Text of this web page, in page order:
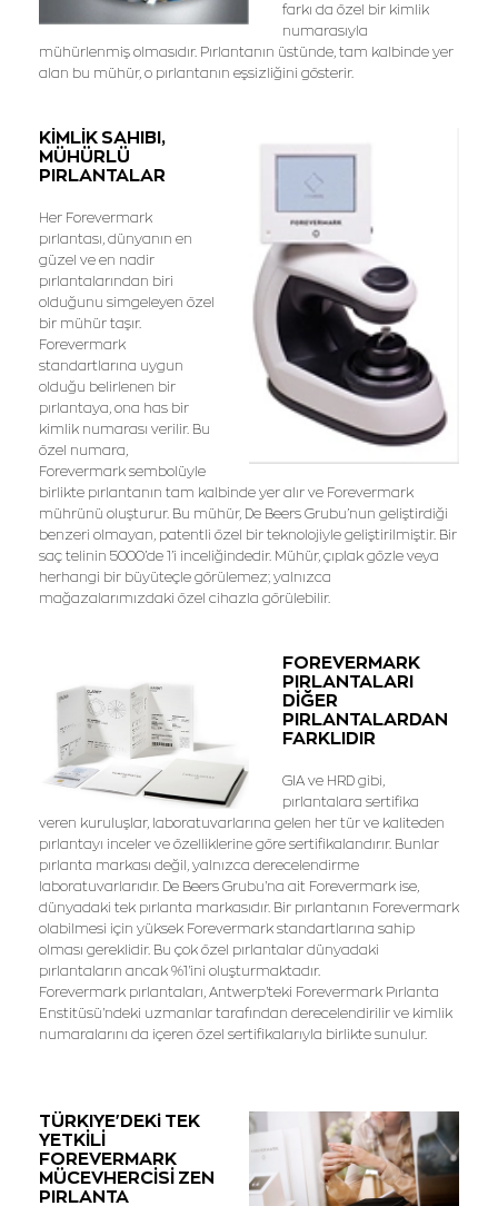
farkı da özel bir kimlik
numarasıyla
mühürlenmiş olmasıdır. Pırlantanın üstünde, tam kalbinde yer
alan bu mühür, o pırlantanın eşsizliğini gösterir.
KİMLİK SAHIBI,
MÜHÜRLÜ
PIRLANTALAR
Her Forevermark
pırlantası, dünyanın en
güzel ve en nadir
pırlantalarından biri
olduğunu simgeleyen özel
bir mühür taşır.
Forevermark
standartlarına uygun
olduğu belirlenen bir
pırlantaya, ona has bir
kimlik numarası verilir. Bu
özel numara,
Forevermark sembolüyle
birlikte pırlantanın tam kalbinde yer alır ve Forevermark
mührünü oluşturur. Bu mühür, De Beers Grubu’nun geliştirdiği
benzeri olmayan, patentli özel bir teknolojiyle geliştirilmiştir. Bir
saç telinin 5000’de 1’i inceliğindedir. Mühür, çıplak gözle veya
herhangi bir büyüteçle görülemez; yalnızca
mağazalarımızdaki özel cihazla görülebilir.
FOREVERMARK
PIRLANTALARI
DİĞER
PIRLANTALARDAN
FARKLIDIR
GIA ve HRD gibi,
pırlantalara sertifika
veren kuruluşlar, laboratuvarlarına gelen her tür ve kaliteden
pırlantayı inceler ve özelliklerine göre sertifikalandırır. Bunlar
pırlanta markası değil, yalnızca derecelendirme
laboratuvarlarıdır. De Beers Grubu'na ait Forevermark ise,
dünyadaki tek pırlanta markasıdır. Bir pırlantanın Forevermark
olabilmesi için yüksek Forevermark standartlarına sahip
olması gereklidir. Bu çok özel pırlantalar dünyadaki
pırlantaların ancak %1'ini oluşturmaktadır.
Forevermark pırlantaları, Antwerp'teki Forevermark Pırlanta
Enstitüsü'ndeki uzmanlar tarafından derecelendirilir ve kimlik
numaralarını da içeren özel sertifikalarıyla birlikte sunulur.
TÜRKIYE'DEKi TEK
YETKİLİ
FOREVERMARK
MÜCEVHERCİSİ ZEN
PIRLANTA